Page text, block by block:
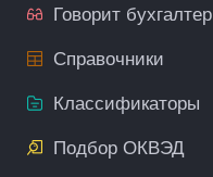
Говорит бухгалтер
Справочники
Классификаторы
Подбор ОКВЭД